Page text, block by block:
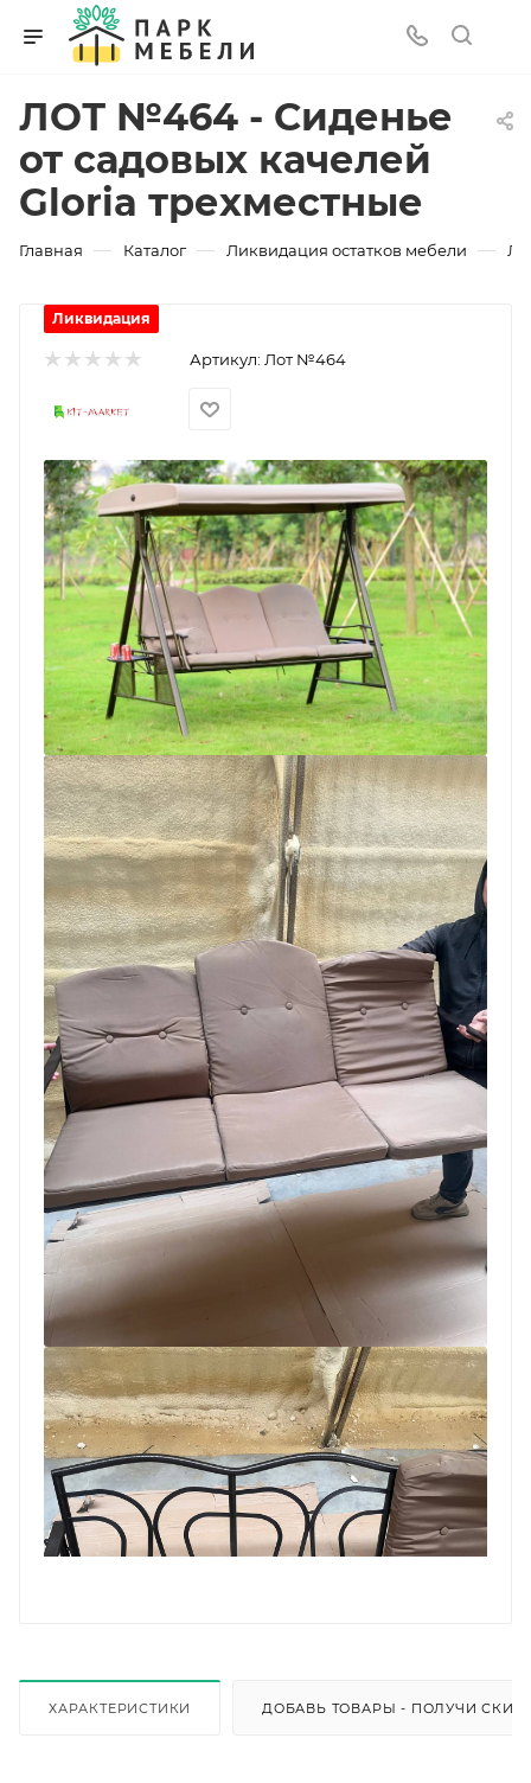
ЛОТ №464 - Сиденье
от садовых качелей
Gloria трехместные
Главная — Каталог — Ликвидация остатков мебели —
Ликвидация
Артикул: Лот №464
ХАРАКТЕРИСТИКИ ДОБАВЬ ТОВАРЫ - ПОЛУЧИ